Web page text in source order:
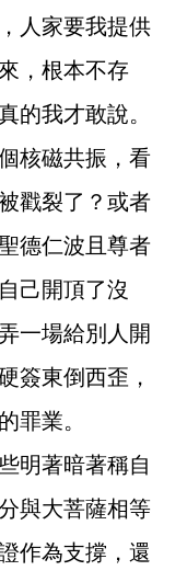
人家要我提供
，根本不存
的我才敢說。
核磁共振，看
戳裂了？或者
德仁波且尊者
己開頂了沒
一場給別人開
簽東倒西歪，
罪業。
明著暗著稱自
與大菩薩相等
作為支撐，還